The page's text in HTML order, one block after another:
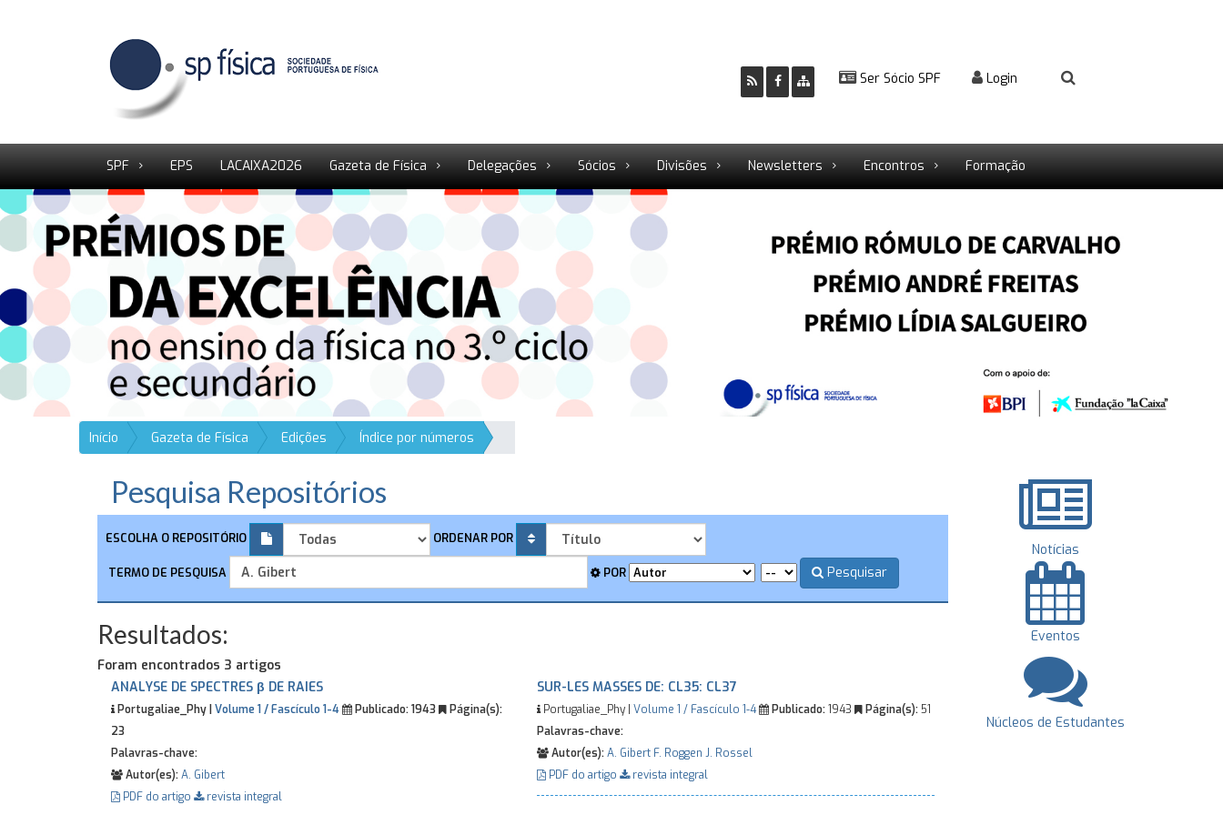
Ser Sócio SPF Login
SPF EPS LACAIXA2026 Gazeta de Física Delegações Sócios Divisões Newsletters Encontros Formação
Início Gazeta de Física Edições Índice por números
Pesquisa Repositórios
ESCOLHA O REPOSITÓRIO ORDENAR POR
TERMO DE PESQUISA POR Pesquisar
Resultados:
Foram encontrados 3 artigos
ANALYSE DE SPECTRES β DE RAIES
Portugaliae_Phy | Volume 1 / Fascículo 1-4 Publicado:1943
Página(s):
23
Palavras-chave:
Autor(es):A. Gibert
PDF do artigo
revista integral
SUR-LES MASSES DE: CL35: CL37
Portugaliae_Phy | Volume 1 / Fascículo 1-4 Publicado:1943 Página(s):51
Palavras-chave:
Autor(es): A. Gibert F. Roggen J. Rossel
PDF do artigo
revista integral
Notícias
Eventos
Núcleos de Estudantes